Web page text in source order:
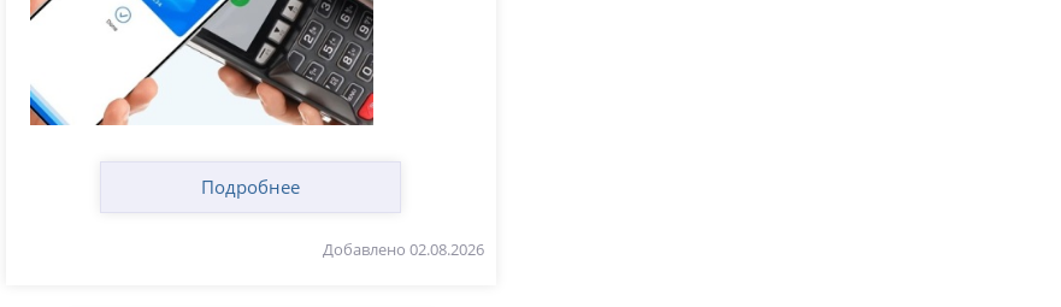
Подробнее
Добавлено 02.08.2026